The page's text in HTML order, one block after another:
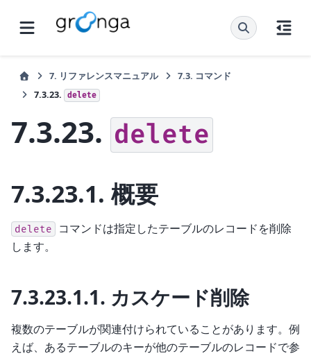
7. リファレンスマニュアル 7.3. コマンド
7.3.23.
delete
7.3.23. delete
7.3.23.1.概要
delete
コマンドは指定したテーブルのレコードを削除
します。
7.3.23.1.1. カスケード削除
複数のテーブルが関連付けられていることがあります。例
えば、あるテーブルのキーが他のテーブルのレコードで参